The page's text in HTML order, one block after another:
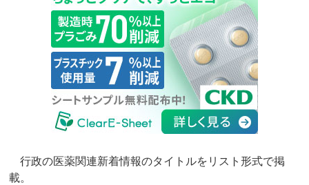
行政の医薬関連新着情報のタイトルをリスト形式で掲
載。